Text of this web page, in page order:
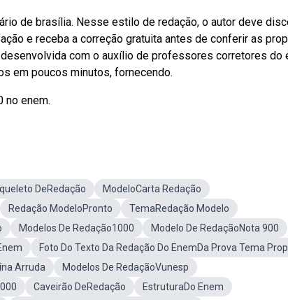
de brasília. Nesse estilo de redação, o autor deve
e receba a correção gratuita antes de conferir as
com o auxílio de professores corretores do
em poucos minutos, fornecendo.
no enem.
DeRedação
ModeloCarta Redação
Redação ModeloPronto
TemaRedação Modelo
Modelos De Redação1000
Modelo De RedaçãoNota 900
Foto Do Texto Da Redação Do EnemDa Prova Tema
Arruda
Modelos De RedaçãoVunesp
Caveirão DeRedação
EstruturaDo Enem